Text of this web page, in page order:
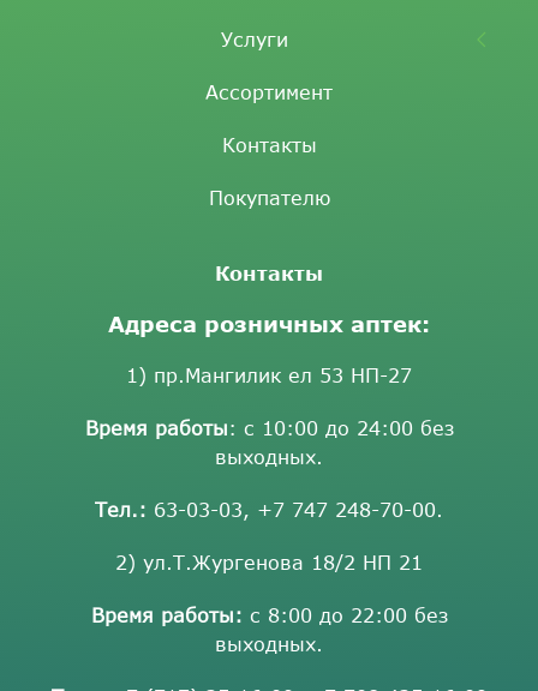
Услуги
Ассортимент
Контакты
Покупателю
Контакты
Адреса розничных аптек:
1) пр.Мангилик ел 53 НП-27
Время работы: с 10:00 до 24:00 без
выходных.
Тел.: 63-03-03, +7 747 248-70-00.
2) ул.Т.Жургенова 18/2 НП 21
Время работы: с 8:00 до 22:00 без
выходных.